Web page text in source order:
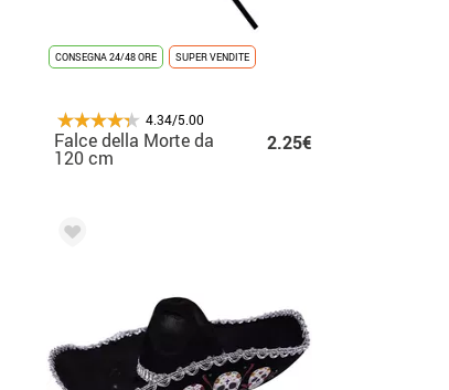
CONSEGNA 24/48 ORE SUPER VENDITE
4.34/5.00
Falce della Morte da
120 cm
2.25€